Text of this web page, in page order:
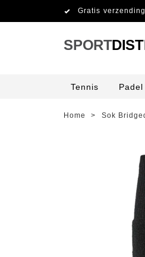
Gratis
SPORT
Tennis Padel
Home > Sok